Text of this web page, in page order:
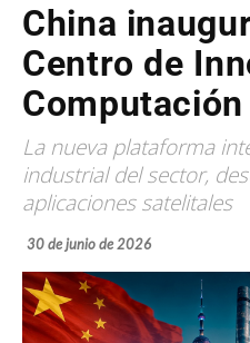
China
Centro de
La nueva plataforma
industrial del sector,
aplicaciones satelitales
30 de junio de 2026